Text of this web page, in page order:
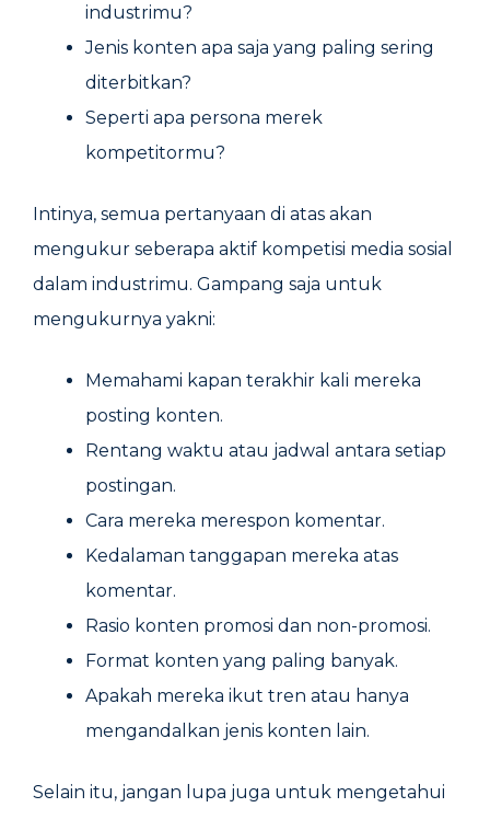
industrimu?
Jenis konten apa saja yang paling sering
diterbitkan?
Seperti apa persona merek
kompetitormu?
Intinya, semua pertanyaan di atas akan
mengukur seberapa aktif kompetisi media sosial
dalam industrimu. Gampang saja untuk
mengukurnya yakni:
Memahami kapan terakhir kali mereka
posting konten.
Rentang waktu atau jadwal antara setiap
postingan.
Cara mereka merespon komentar.
Kedalaman tanggapan mereka atas
komentar.
Rasio konten promosi dan non-promosi.
Format konten yang paling banyak.
Apakah mereka ikut tren atau hanya
mengandalkan jenis konten lain.
Selain itu, jangan lupa juga untuk mengetahui